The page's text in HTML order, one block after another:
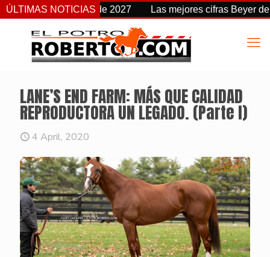
ÚLTIMAS NOTICIAS
a partir de 2027 Las mejores cifras Beyer de esta
LANE’S END FARM: MÁS QUE CALIDAD
REPRODUCTORA UN LEGADO. (Parte I)
4 April, 2020